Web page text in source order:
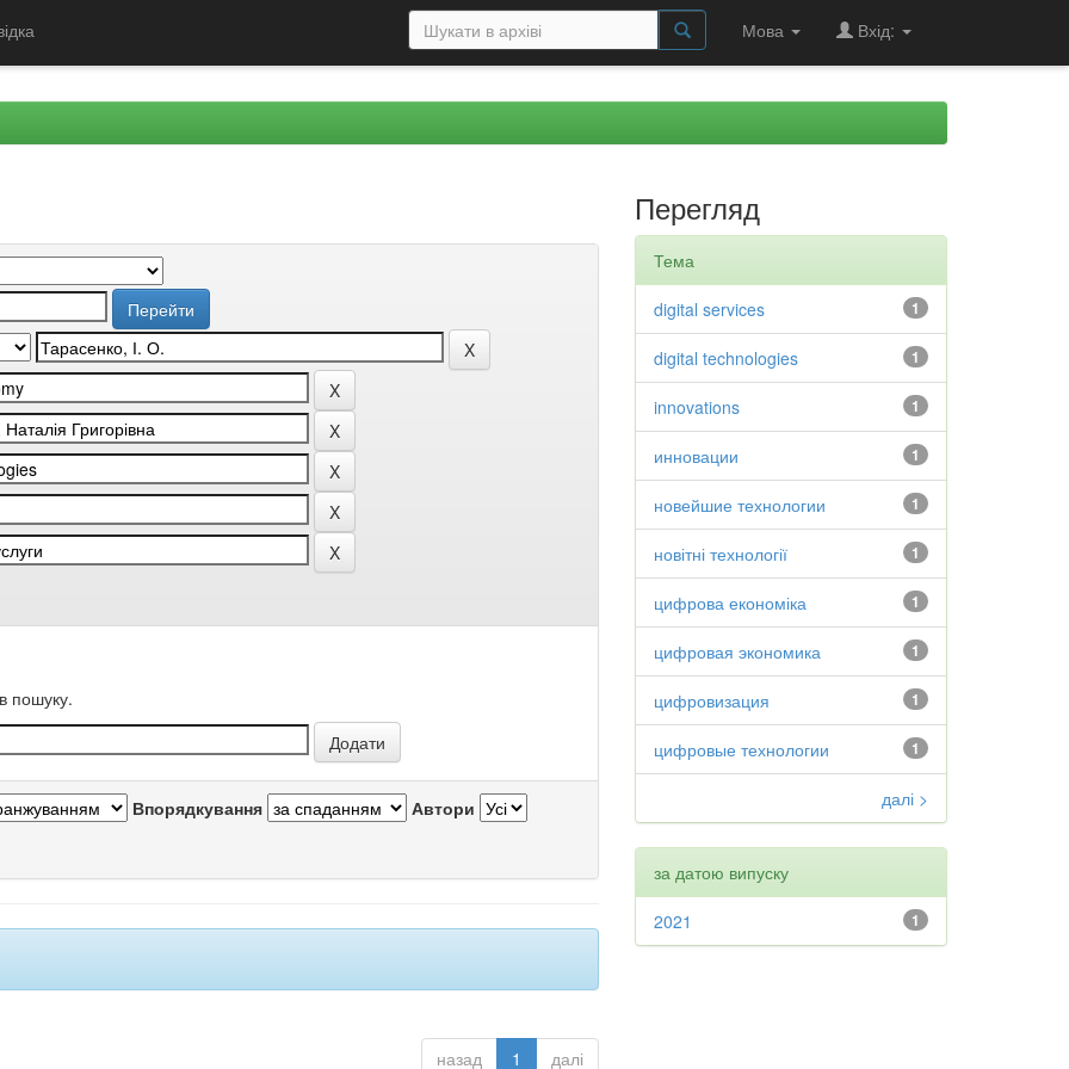
Мова Вхід:
пошуку.
Впорядкування Автори
назад 1 далі
Перегляд
Тема
1
digital services
1
digital technologies
1
innovations
1
инновации
1
новейшие технологии
1
новітні технології
1
цифрова економіка
1
цифровая экономика
1
цифровизация
1
цифровые технологии
далі >
за датою випуску
1
2021